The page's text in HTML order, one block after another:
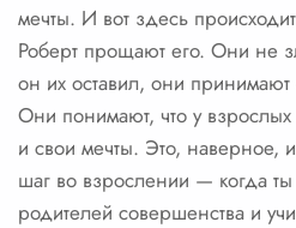
мечты. И вот здесь
Роберт прощают его. Они не
он их оставил, они принимают
Они понимают, что у взрослых
и свои мечты. Это, наверное,
шаг во взрослении — когда ты
родителей совершенства и